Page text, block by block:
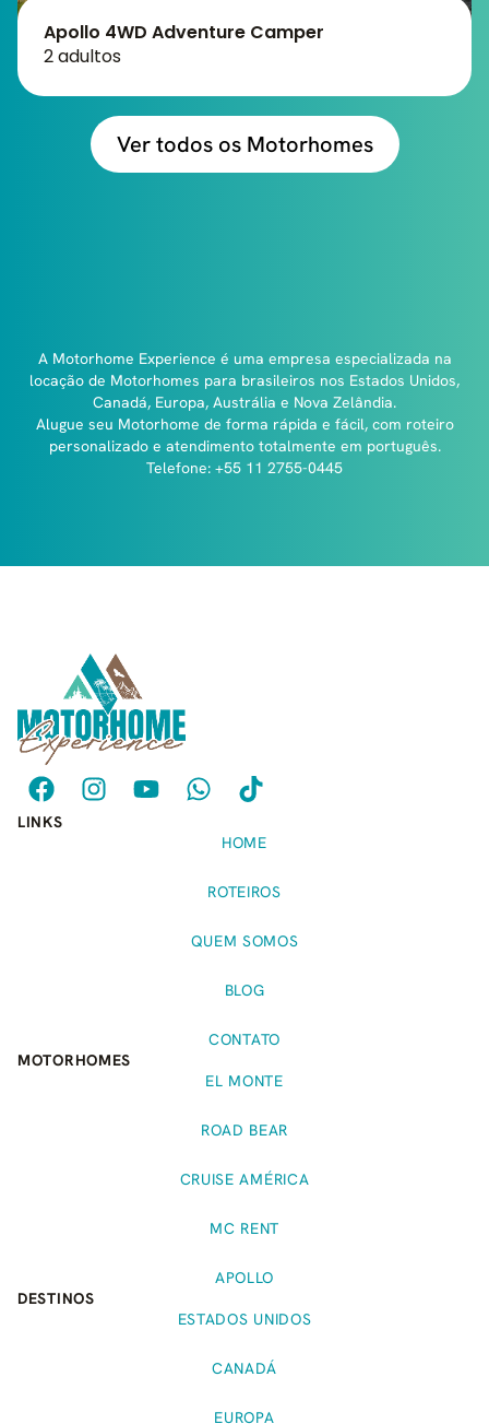
Apollo 4WD Adventure Camper
2 adultos
Ver todos os Motorhomes
A Motorhome Experience é uma empresa especializada na
locação de Motorhomes para brasileiros nos Estados Unidos,
Canadá, Europa, Austrália e Nova Zelândia.
Alugue seu Motorhome de forma rápida e fácil, com roteiro
personalizado e atendimento totalmente em português.
Telefone: +55 11 2755-0445
LINKS
HOME
ROTEIROS
QUEM SOMOS
BLOG
CONTATO
MOTORHOMES
EL MONTE
ROAD BEAR
CRUISE AMÉRICA
MC RENT
APOLLO
DESTINOS
ESTADOS UNIDOS
CANADÁ
EUROPA